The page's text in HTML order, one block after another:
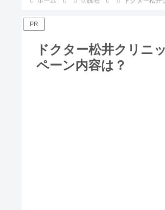
PR
ドクター松井クリニ
ペーン内容は？